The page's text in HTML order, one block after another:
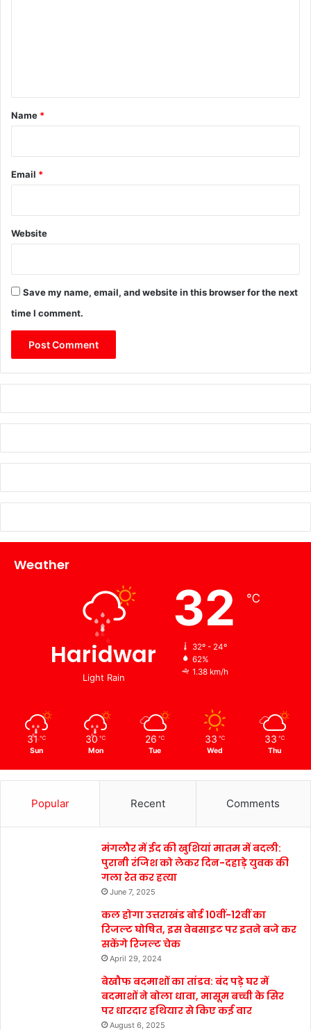
*
Name *
Email *
Website
Save my name, email, and website in this browser for the next
time I comment.
Weather
Haridwar
Light Rain
32 ℃
32º - 24º
62%
1.38 km/h
31 ℃
Sun
30 ℃
Mon
26 ℃
Tue
33 ℃
Wed
33 ℃
Thu
Popular Recent Comments
मंगलौर में ईद की खुशियां मातम में बदली:
पुरानी रंजिश को लेकर दिन-दहाड़े युवक की
गला रेत कर हत्या
June 7, 2025
कल होगा उत्तराखंड बोर्ड 10वीं-12वीं का
रिजल्ट घोषित, इस वेबसाइट पर इतने बजे कर
सकेंगे रिजल्ट चेक
April 29, 2024
बेखौफ बदमाशों का तांडव: बंद पड़े घर में
बदमाशों ने बोला धावा, मासूम बच्ची के सिर
पर धारदार हथियार से किए कई वार
August 6, 2025